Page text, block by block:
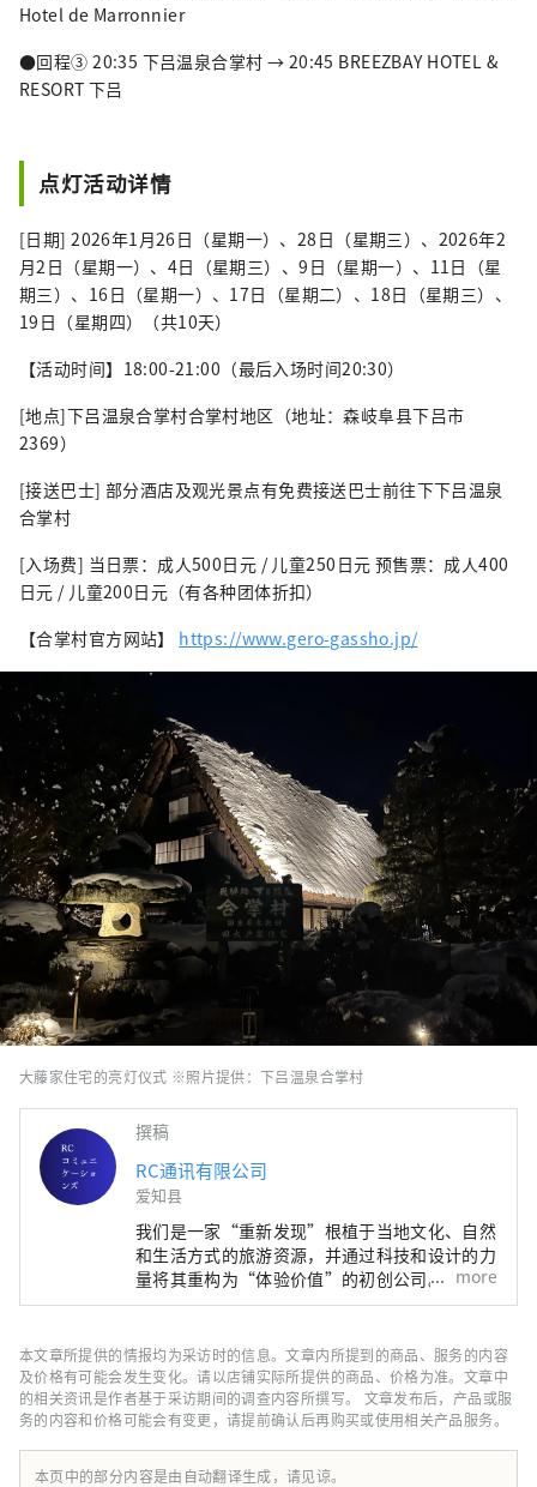
Hotel de Marronnier
●回程③ 20:35 下吕温泉合掌村 → 20:45 BREEZBAY HOTEL &
RESORT 下吕
点灯活动详情
[日期] 2026年1月26日（星期一）、28日（星期三）、2026年2
月2日（星期一）、4日（星期三）、9日（星期一）、11日（星
期三）、16日（星期一）、17日（星期二）、18日（星期三）、
19日（星期四）（共10天）
【活动时间】18:00-21:00（最后入场时间20:30）
[地点]下吕温泉合掌村合掌村地区（地址：森岐阜县下吕市
2369）
[接送巴士] 部分酒店及观光景点有免费接送巴士前往下下吕温泉
合掌村
[入场费] 当日票：成人500日元 / 儿童250日元 预售票：成人400
日元 / 儿童200日元（有各种团体折扣）
【合掌村官方网站】 https://www.gero-gassho.jp/
大藤家住宅的亮灯仪式 ※照片提供：下吕温泉合掌村
撰稿
RC通讯有限公司
爱知县
我们是一家“重新发现”根植于当地文化、自然
和生活方式的旅游资源，并通过科技和设计的力
量将其重构为“体验价值”的初创公司。 我们
将与地方政府、民间、居民携手合作，建立创造
more
本文章所提供的情报均为采访时的信息。文章内所提到的商品、服务的内容
及价格有可能会发生变化。请以店铺实际所提供的商品、价格为准。文章中
的相关资讯是作者基于采访期间的调查内容所撰写。 文章发布后，产品或服
务的内容和价格可能会有变更，请提前确认后再购买或使用相关产品服务。
本页中的部分内容是由自动翻译生成，请见谅。